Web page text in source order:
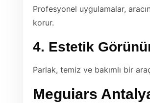
Profesyonel uygulamalar,
korur.
4. Estetik
Parlak, temiz ve bakımlı bir
Meguiars